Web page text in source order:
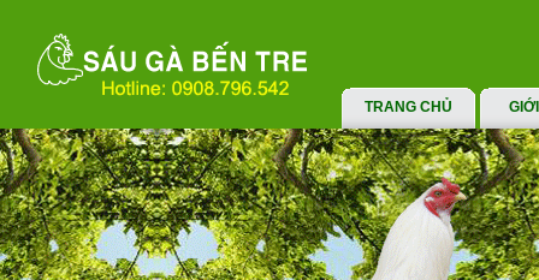
TRANG CHỦ